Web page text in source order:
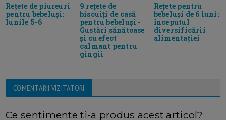
Rețete de piureuri
pentru bebeluși:
lunile 5-6
9 rețete de
biscuiți de casă
pentru bebeluși -
Gustări sănătoase
și cu efect
calmant pentru
gingii
Rețete pentru
bebeluși de 6 luni:
începutul
diversificării
alimentației
COMENTARII VIZITATORI
Ce sentimente ti-a produs acest articol?